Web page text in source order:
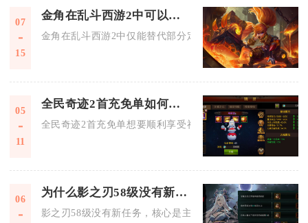
07
15
金角在乱斗西游2中可以替代其他英雄吗
金角在乱斗西游2中仅能替代部分定位重合的近战物理突进
05
11
全民奇迹2首充免单如何享受
全民奇迹2首充免单想要顺利享受福利，核心是找准官方合
06 为什么影之刃58级没有新任务
影之刃58级没有新任务，核心是主线剧情进入阶段性收尾，